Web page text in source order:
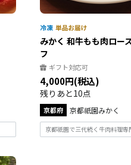
みかく 和牛もも肉ロー
フ
ギフト対応可
4,000円(税込)
残りあと10点
京都府 京都祇園みかく
京都祇園で三代続く牛肉料理専